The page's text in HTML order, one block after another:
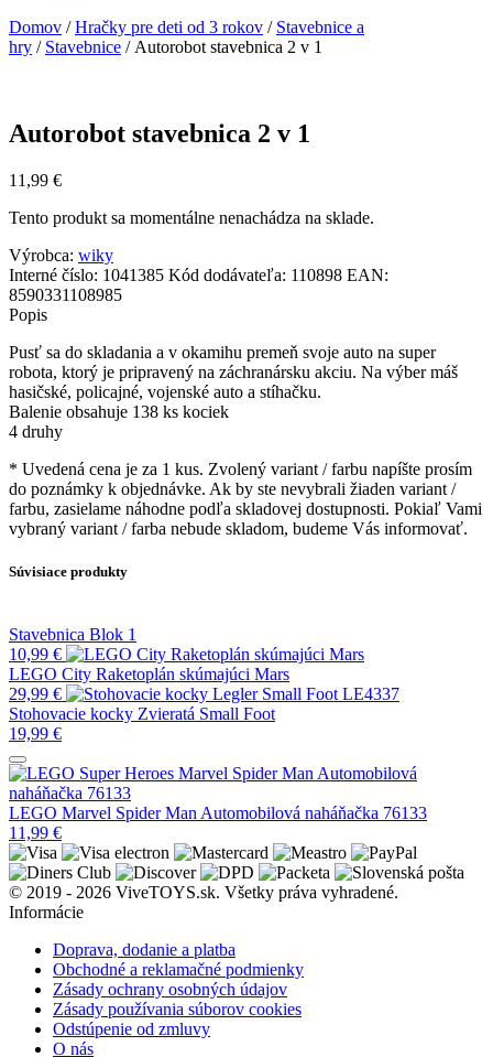
Domov /Hračky pre deti od 3 rokov / Stavebnice a
hry / Stavebnice / Autorobot stavebnica 2 v 1
Autorobot stavebnica 2 v 1
11,99 €
Tento produkt sa momentálne nenachádza na sklade.
Výrobca: wiky
Interné číslo: 1041385 Kód dodávateľa: 110898 EAN:
8590331108985
Popis
Pusť sa do skladania a v okamihu premeň svoje auto na super
robota, ktorý je pripravený na záchranársku akciu. Na výber máš
hasičské, policajné, vojenské auto a stíhačku.
Balenie obsahuje 138 ks kociek
4 druhy
* Uvedená cena je za 1 kus. Zvolený variant / farbu napíšte prosím
do poznámky k objednávke. Ak by ste nevybrali žiaden variant /
farbu, zasielame náhodne podľa skladovej dostupnosti. Pokiaľ Vami
vybraný variant / farba nebude skladom, budeme Vás informovať.
Súvisiace produkty
Stavebnica Blok 1
10,99 €
LEGO City Raketoplán skúmajúci Mars
29,99 €
Stohovacie kocky Zvieratá Small Foot
19,99 €
LEGO Marvel Spider Man Automobilová naháňačka 76133
11,99 €
© 2019 - 2026 ViveTOYS.sk. Všetky práva vyhradené.
Informácie
Doprava, dodanie a platba
Obchodné a reklamačné podmienky
Zásady ochrany osobných údajov
Zásady používania súborov cookies
Odstúpenie od zmluvy
O nás